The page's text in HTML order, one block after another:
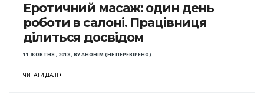
Еротичний масаж: один день
роботи в салоні. Працівниця
ділиться досвідом
11 ЖОВТНЯ , 2018,BYАНОНІМ (НЕ ПЕРЕВІРЕНО)
ЧИТАТИ ДАЛІ